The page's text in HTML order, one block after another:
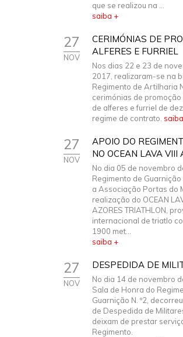
que se realizou na ...
saiba +
27
NOV
CERIMÓNIAS DE
ALFERES E FURRIEL
Nos dias 22 e 23 de
2017, realizaram-se na
Regimento de Artilharia
cerimónias de
de alferes e furriel de
regime de contrato.
27
NOV
APOIO DO
NO OCEAN LAVA
No dia 05 de novembro
Regimento de Guarnição
a Associação Portas do
realização do OCEAN
AZORES TRIATHLON,
internacional de triatlo
1900 met...
saiba +
27
NOV
DESPEDIDA DE
No dia 14 de novembro
Sala de Honra do
Guarnição N. º2,
de Despedida de
deixam de prestar
Regimento.